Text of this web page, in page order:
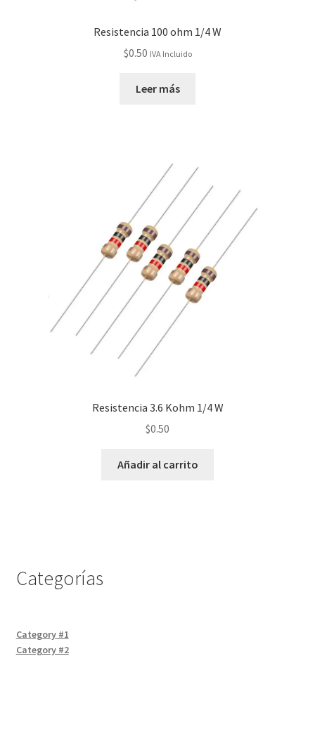
Resistencia 100 ohm 1/4 W
$0.50 IVA Incluido
Leer más
Resistencia 3.6 Kohm 1/4 W
$0.50
Añadir al carrito
Categorías
Category #1
Category #2